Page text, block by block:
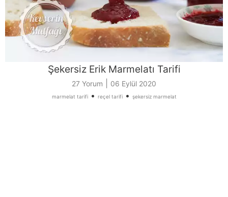
Şekersiz Erik Marmelatı Tarifi
27 Yorum 06 Eylül 2020
marmelat tarifi• reçel tarifi• şekersiz marmelat